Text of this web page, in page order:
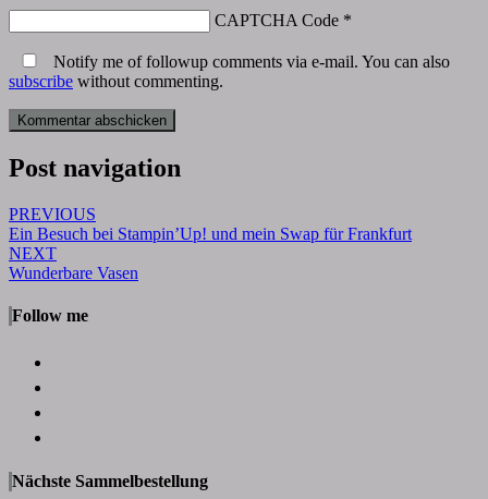
CAPTCHA Code *
Notify me of followup comments via e-mail. You can also
subscribe without commenting.
Post navigation
PREVIOUS
Ein Besuch bei Stampin’Up! und mein Swap für Frankfurt
NEXT
Wunderbare Vasen
Follow me
Nächste Sammelbestellung